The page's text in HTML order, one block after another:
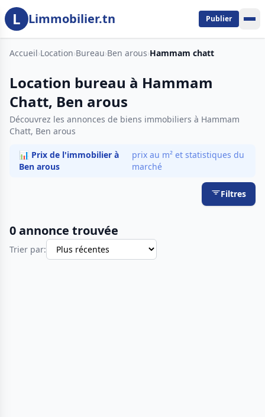
Aller au contenu principal
L Limmobilier.tn Publier
Accueil›Location›Bureau›Ben arous›Hammam chatt
Location bureau à Hammam
Chatt, Ben arous
Découvrez les annonces de biens immobiliers à Hammam
Chatt, Ben arous
📊 Prix de l'immobilier à
Ben arous
prix au m² et statistiques du
marché
Filtres
0 annonce trouvée
Trier par: